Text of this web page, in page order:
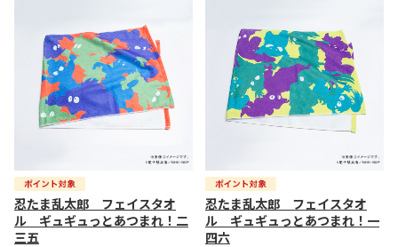
忍たま乱太郎 フェイスタオ
ル ギュギュっとあつまれ！二
三五
忍たま乱太郎 フェイスタオ
ル ギュギュっとあつまれ！一
四六